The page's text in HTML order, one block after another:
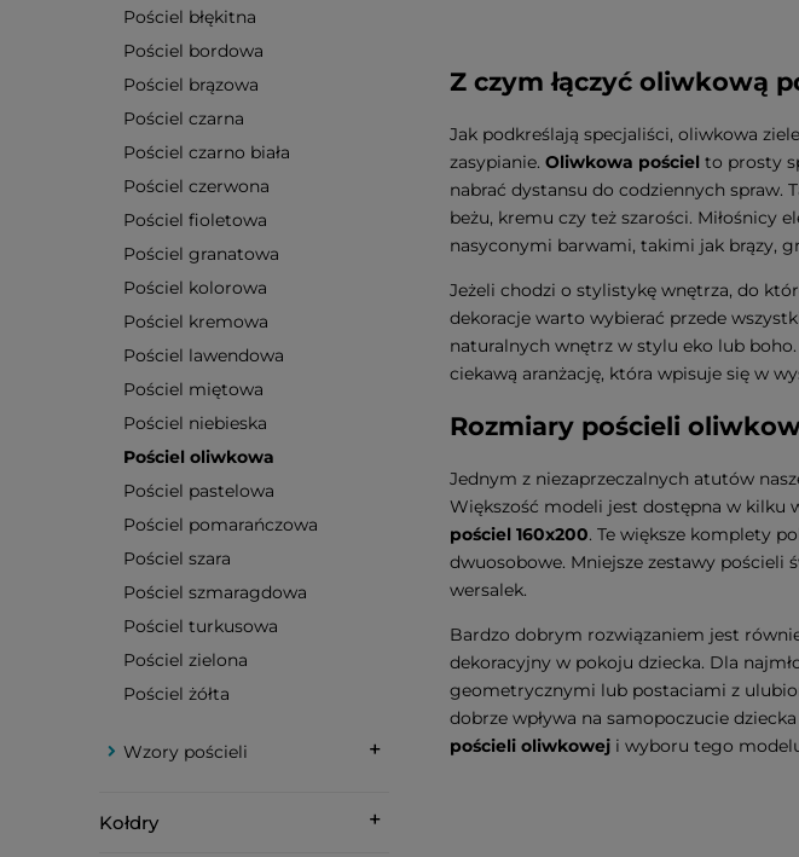
Pościel błękitna
Pościel bordowa
Pościel brązowa
Pościel czarna
Pościel czarno biała
Pościel czerwona
Pościel fioletowa
Pościel granatowa
Pościel kolorowa
Pościel kremowa
Pościel lawendowa
Pościel miętowa
Pościel niebieska
Pościel oliwkowa
Pościel pastelowa
Pościel pomarańczowa
Pościel szara
Pościel szmaragdowa
Pościel turkusowa
Pościel zielona
Pościel żółta
Wzory pościeli
Kołdry
Z czym łączyć oliwkową
Jak podkreślają specjaliści, oliwkowa
zasypianie. Oliwkowa pościel to prosty
nabrać dystansu do codziennych spraw.
beżu, kremu czy też szarości. Miłośnicy
nasyconymi barwami, takimi jak brązy,
Jeżeli chodzi o stylistykę wnętrza, do
dekoracje warto wybierać przede
naturalnych wnętrz w stylu eko lub
ciekawą aranżację, która wpisuje się w
Rozmiary pościeli
Jednym z niezaprzeczalnych atutów
Większość modeli jest dostępna w kilku
pościel 160x200. Te większe komplety
dwuosobowe. Mniejsze zestawy pościeli
wersalek.
Bardzo dobrym rozwiązaniem jest
dekoracyjny w pokoju dziecka. Dla
geometrycznymi lub postaciami z
dobrze wpływa na samopoczucie
pościeli oliwkowej i wyboru tego